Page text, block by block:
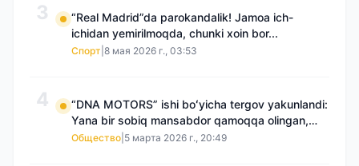
3
“Real Madrid”da parokandalik! Jamoa ich-
ichidan yemirilmoqda, chunki xoin bor...
Спорт 8 мая 2026 г., 03:53
4
“DNA MOTORS” ishi boʻyicha tergov yakunlandi:
Yana bir sobiq mansabdor qamoqqa olingan,
Saidnazirxanovaning “zami” gʻoyib boʻlgan
Общество 5 марта 2026 г., 20:49